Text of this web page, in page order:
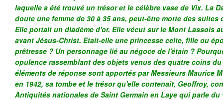
laquelle a été trouvé un trésor et le célèbre vase de Vix. La
doute une femme de 30 à 35 ans, peut-être morte des suites
Elle portait un diadème d'or. Elle vécut sur le Mont Lassois
avant Jésus-Christ. Etait-elle une princesse celte, fille ou
prêtresse ? Un personnage lié au négoce de l'étain ?
opulence rassemblant des objets venus des quatre coins
éléments de réponse sont apportés par Messieurs Maurice
en 1942, sa tombe et le trésor qu'elle contenait, Geoffroy,
Antiquités nationales de Saint Germain en Laye qui parle